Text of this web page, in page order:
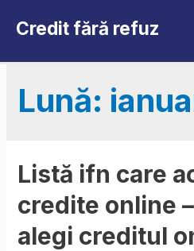
Credit fără refuz
Lună:
Listă ifn care
credite online
alegi creditul